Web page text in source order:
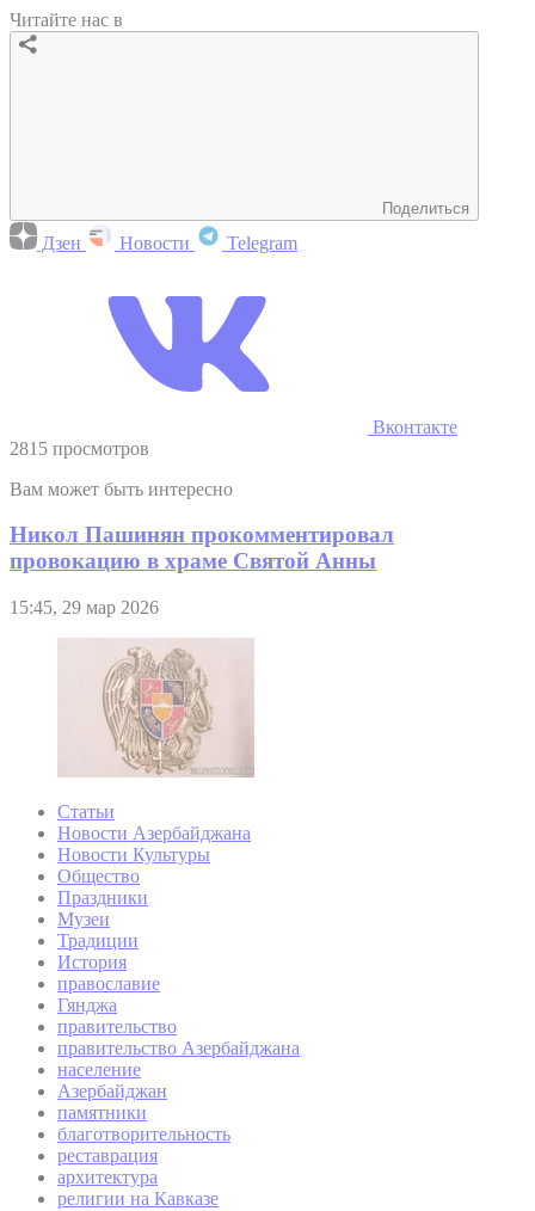
Читайте нас в
Поделиться
Дзен Новости Telegram
Вконтакте
2815 просмотров
Вам может быть интересно
Никол Пашинян прокомментировал
провокацию в храме Святой Анны
15:45, 29 мар 2026
Статьи
Новости Азербайджана
Новости Культуры
Общество
Праздники
Музеи
Традиции
История
православие
Гянджа
правительство
правительство Азербайджана
население
Азербайджан
памятники
благотворительность
реставрация
архитектура
религии на Кавказе